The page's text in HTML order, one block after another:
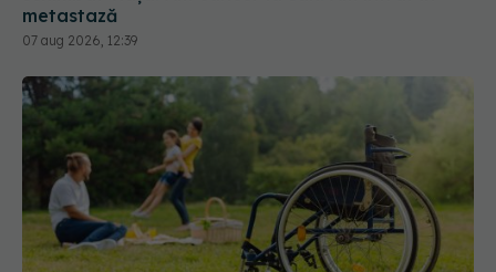
metastază
07 aug 2026, 12:39